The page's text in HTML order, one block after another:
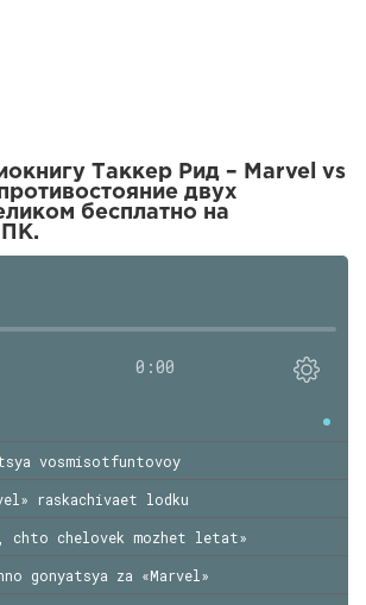
Таккер Рид – Marvel vs
двух
бесплатно на
0:00
vosmisotfuntovoy
raskachivaet lodku
chto chelovek mozhet letat»
gonyatsya za «Marvel»